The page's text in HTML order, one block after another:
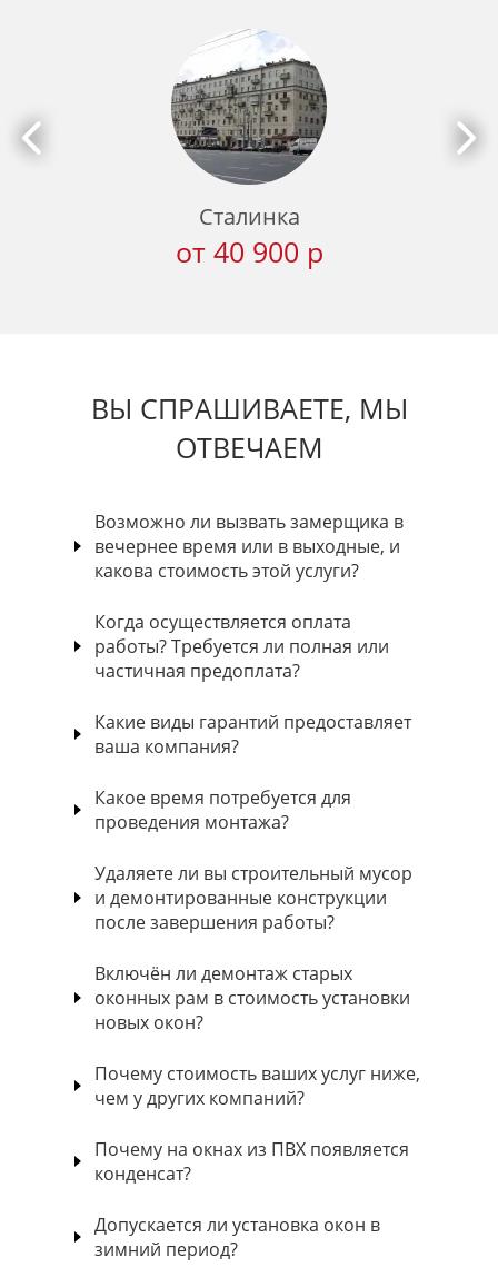
Сталинка
от 40 900 р
ВЫ СПРАШИВАЕТЕ, МЫ
ОТВЕЧАЕМ
Возможно ли вызвать замерщика в
вечернее время или в выходные, и
какова стоимость этой услуги?
Когда осуществляется оплата
работы? Требуется ли полная или
частичная предоплата?
Какие виды гарантий предоставляет
ваша компания?
Какое время потребуется для
проведения монтажа?
Удаляете ли вы строительный мусор
и демонтированные конструкции
после завершения работы?
Включён ли демонтаж старых
оконных рам в стоимость установки
новых окон?
Почему стоимость ваших услуг ниже,
чем у других компаний?
Почему на окнах из ПВХ появляется
конденсат?
Допускается ли установка окон в
зимний период?